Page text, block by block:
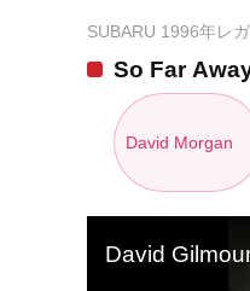
SUBARU 1996年レ
So Far
David Morgan
David